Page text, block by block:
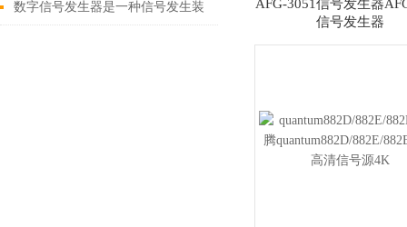
来这么简单！
数字信号发生器是一种信号发生装
AFG-3051信号发生器
信号发生器